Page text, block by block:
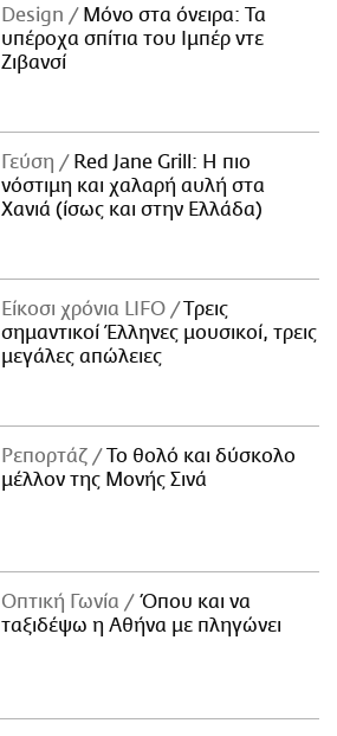
Design
Μόνο στα όνειρα: Τα
υπέροχα σπίτια του Ιμπέρ ντε
Ζιβανσί
Γεύση
Red Jane Grill: Η πιο
νόστιμη και χαλαρή αυλή στα
Χανιά (ίσως και στην Ελλάδα)
Είκοσι χρόνια LIFO
Tρεις
σημαντικοί Έλληνες μουσικοί, τρεις
μεγάλες απώλειες
Ρεπορτάζ
Το θολό και δύσκολο
μέλλον της Μονής Σινά
Οπτική Γωνία
Όπου και να
ταξιδέψω η Αθήνα με πληγώνει